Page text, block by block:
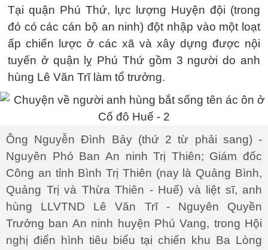
Tại quận Phú Thứ, lực lượng Huyện đội (trong
đó có các cán bộ an ninh) đột nhập vào một loạt
ấp chiến lược ở các xã và xây dựng được nội
tuyến ở quận lỵ Phú Thứ gồm 3 người do anh
hùng Lê Văn Trĩ làm tổ trưởng.
Ông Nguyễn Đình Bảy (thứ 2 từ phải sang) -
Nguyên Phó Ban An ninh Trị Thiên; Giám đốc
Công an tỉnh Bình Trị Thiên (nay là Quảng Bình,
Quảng Trị và Thừa Thiên - Huế) và liệt sĩ, anh
hùng LLVTND Lê Văn Trĩ - Nguyên Quyền
Trưởng ban An ninh huyện Phú Vang, trong Hội
nghị điển hình tiêu biểu tại chiến khu Ba Lòng